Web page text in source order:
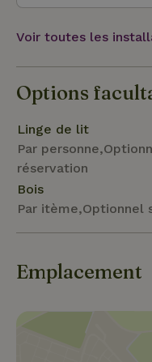
Voir toutes les
Options
Linge de lit
Par
réservation
Bois
Par itème,Optionnel
Emplacement